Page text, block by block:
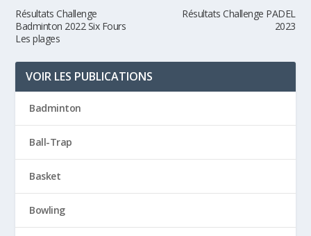
Résultats Challenge
Badminton 2022 Six Fours
Les plages
Résultats Challenge PADEL
2023
VOIR LES PUBLICATIONS
Badminton
Ball-Trap
Basket
Bowling